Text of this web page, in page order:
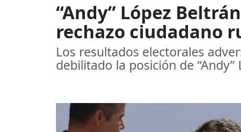
“Andy” López
rechazo ciudadano
Los resultados electorales
debilitado la posición de